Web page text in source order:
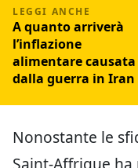
A quanto arriverà
l’inflazione
alimentare causata
dalla guerra in Iran
Nonostante le